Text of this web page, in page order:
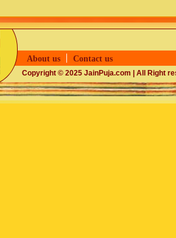
About us Contact us
Copyright © 2025 JainPuja.com | All Right